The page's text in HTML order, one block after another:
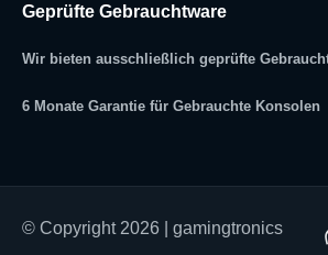
Geprüfte Gebrauchtware
Wir bieten ausschließlich geprüfte
6 Monate Garantie für Gebrauchte Konsolen
© Copyright 2026 | gamingtronics